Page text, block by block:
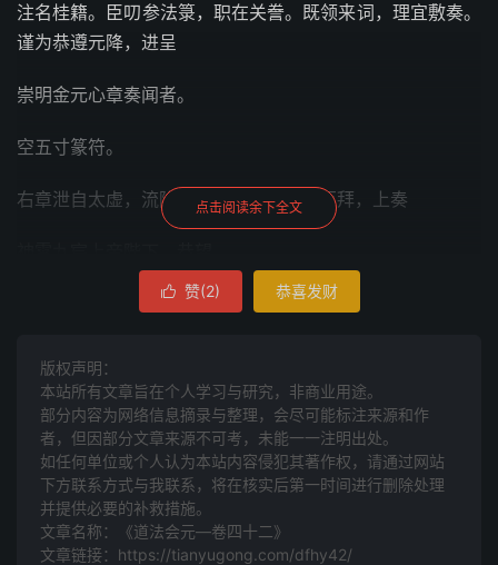
注名桂籍。臣叨参法箓，职在关誊。既领来词，理宜敷奏。
谨为恭遵元降，进呈
崇明金元心章奏闻者。
空五寸篆符。
右章泄自太虚，流降三界，臣谨谨端肃百拜，上奏
天慈，俯垂省理，即赐恩命，宣告九霄诸天台馆府阁，行下
宿，十二宫神，本卯元辰，诸天星宿，主为某解除命运限内
所犯天罗地网，五虚六耗，七伤八难，九横三灾，一切厄
会，并希赦宥，解而释之。旨命九天长生保命君，广寒宫中
文昌奎宿君，九天开化主宰梓潼元皇帝君，掌桂禄二籍仙
官，九天掌禄上卿，华盖大仙真君，蓬莱仙宫合干仙宰，一
合下降。主为覆护某等心性开悟，见识该通，事业日新，声
名时誉。今岁秋试，克遂甄收。来春省闱，必先超达。至于
点击阅读余下全文
 赞(2) 恭喜发财
版权声明：
本站所有文章旨在个人学习与研究，非商业用途。
部分内容为网络信息摘录与整理，会尽可能标注来源和作
者，但因部分文章来源不可考，未能一一注明出处。
如任何单位或个人认为本站内容侵犯其著作权，请通过网站
下方联系方式与我联系​​，将在核实后第一时间进行删除处理
并提供必要的补救措施。
文章名称：《道法会元—卷四十二》
文章链接： https://tianyugong.com/dfhy42/